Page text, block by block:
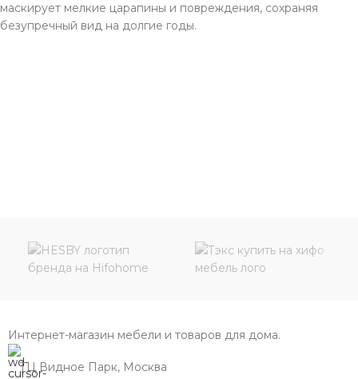
маскирует мелкие царапины и повреждения, сохраняя
безупречный вид на долгие годы.
Интернет-магазин мебели и товаров для дома.
ТЦ Видное Парк, Москва